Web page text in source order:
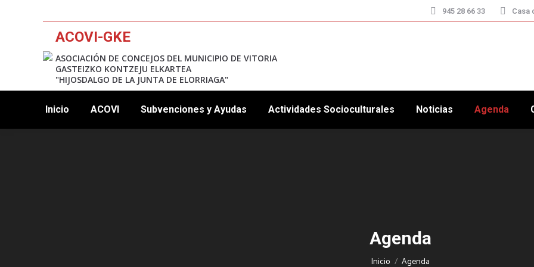
945 28 66 33 Casa
ACOVI-GKE
ASOCIACIÓN DE CONCEJOS DEL MUNICIPIO DE VITORIA
GASTEIZKO KONTZEJU ELKARTEA
"HIJOSDALGO DE LA JUNTA DE ELORRIAGA"
Inicio ACOVI Subvenciones y Ayudas Actividades Socioculturales Noticias Agenda
Agenda
Estás aquí:
Inicio Agenda